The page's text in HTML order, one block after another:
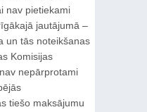
nav pietiekami
jautājumā –
un tās noteikšanas
Komisijas
nepārprotami
tiešo maksājumu